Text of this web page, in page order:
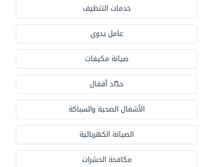
خدمات التنظيف
عامل يدوي
صيانة مكيفات
حدّاد أقفال
الأشغال الصحية والسباكة
الصيانة الكهربائية
مكافحة الحشرات